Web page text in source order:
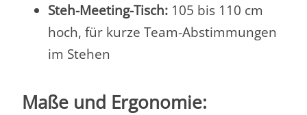
Steh-Meeting-Tisch: 105 bis 110 cm
hoch, für kurze Team-Abstimmungen
im Stehen
Maße und Ergonomie: